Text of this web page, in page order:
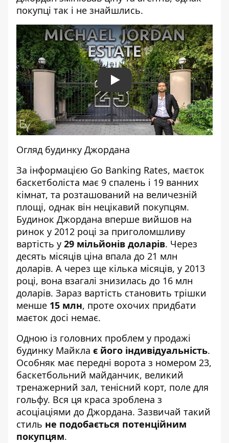
покупці так і не знайшлись.
Play
Огляд будинку Джордана
За інформацією Gо Banking Rates, маєток
баскетболіста має 9 спалень і 19 ванних
кімнат, та розташований на величезній
площі, однак він нецікавий покупцям.
Будинок Джордана вперше вийшов на
ринок у 2012 році за приголомшливу
вартість у 29 мільйонів доларів. Через
десять місяців ціна впала до 21 млн
доларів. А через ще кілька місяців, у 2013
році, вона взагалі знизилась до 16 млн
доларів. Зараз вартість становить трішки
менше 15 млн, проте охочих придбати
маєток досі немає.
Одною із головних проблем у продажі
будинку Майкла є його індивідуальність.
Особняк має передні ворота з номером 23,
баскетбольний майданчик, великий
тренажерний зал, тенісний корт, поле для
гольфу. Вся ця краса зроблена з
асоціаціями до Джордана. Зазвичай такий
стиль не подобається потенційним
покупцям.